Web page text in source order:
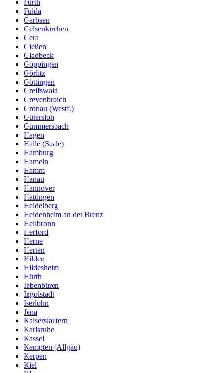
Fürth
Fulda
Garbsen
Gelsenkirchen
Gera
Gießen
Gladbeck
Göppingen
Görlitz
Göttingen
Greifswald
Grevenbroich
Gronau (Westf.)
Gütersloh
Gummersbach
Hagen
Halle (Saale)
Hamburg
Hameln
Hamm
Hanau
Hannover
Hattingen
Heidelberg
Heidenheim an der Brenz
Heilbronn
Herford
Herne
Herten
Hilden
Hildesheim
Hürth
Ibbenbüren
Ingolstadt
Iserlohn
Jena
Kaiserslautern
Karlsruhe
Kassel
Kempten (Allgäu)
Kerpen
Kiel